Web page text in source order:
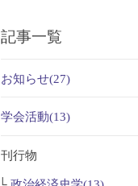
記事一覧
お知らせ(27)
学会活動(13)
刊行物